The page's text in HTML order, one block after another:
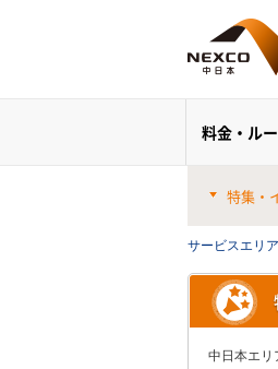
料金・ル
特集・
サービスエリ
中日本エリ